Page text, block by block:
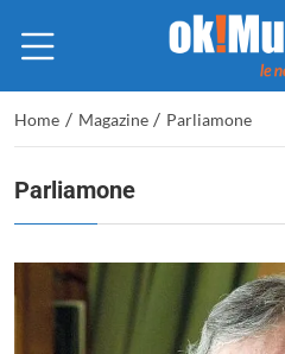
Home / Magazine / Parliamone
Parliamone